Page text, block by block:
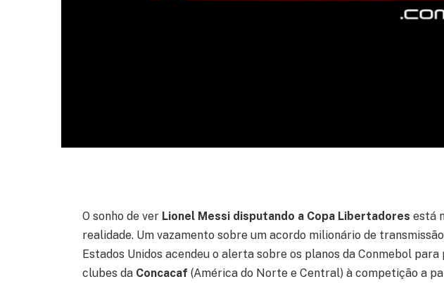
O sonho de ver Lionel Messi disputando a Copa Libertadores está
realidade. Um vazamento sobre um acordo milionário de
Estados Unidos acendeu o alerta sobre os planos da Conmebol
clubes da Concacaf (América do Norte e Central) à competição a